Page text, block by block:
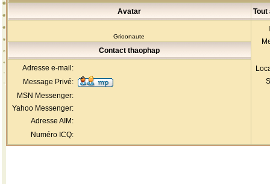
Avatar Tout
Grioonaute
Contact thaophap
Adresse e-mail:
Message Privé:
MSN Messenger:
Yahoo Messenger:
Adresse AIM:
Numéro ICQ: